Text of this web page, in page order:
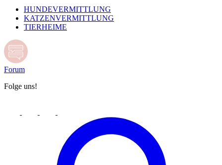
HUNDEVERMITTLUNG
KATZENVERMITTLUNG
TIERHEIME
Forum
Folge uns!